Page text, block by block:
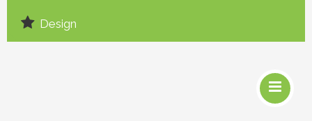
Design